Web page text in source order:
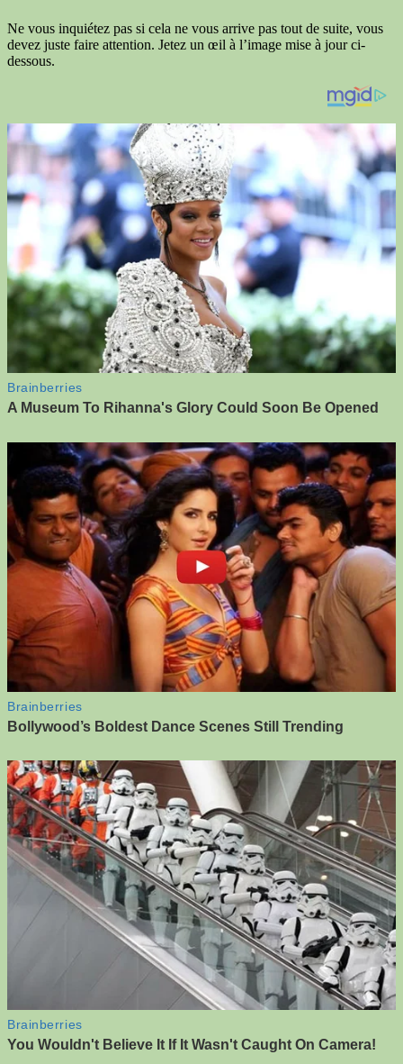
Ne vous inquiétez pas si cela ne vous arrive pas tout de suite, vous
devez juste faire attention. Jetez un œil à l’image mise à jour ci-
dessous.